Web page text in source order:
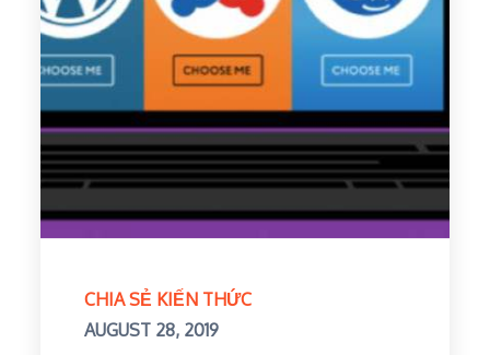
CHIA SẺ KIẾN THỨC
Posted
AUGUST 28, 2019